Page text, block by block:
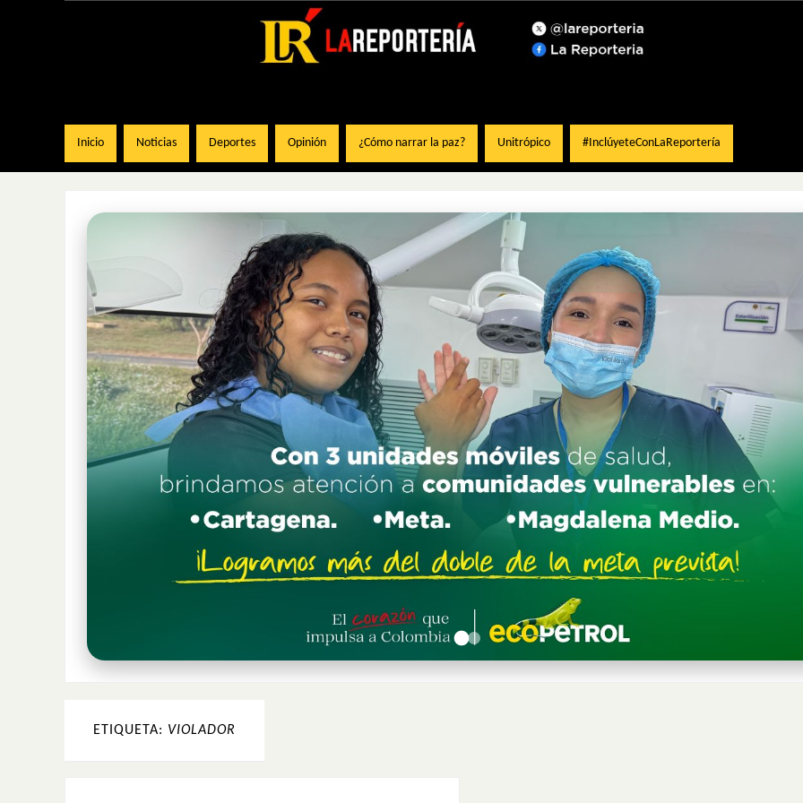
Inicio Noticias Deportes Opinión ¿Cómo narrar la paz? Unitrópico #InclúyeteConLaReportería
ETIQUETA: VIOLADOR